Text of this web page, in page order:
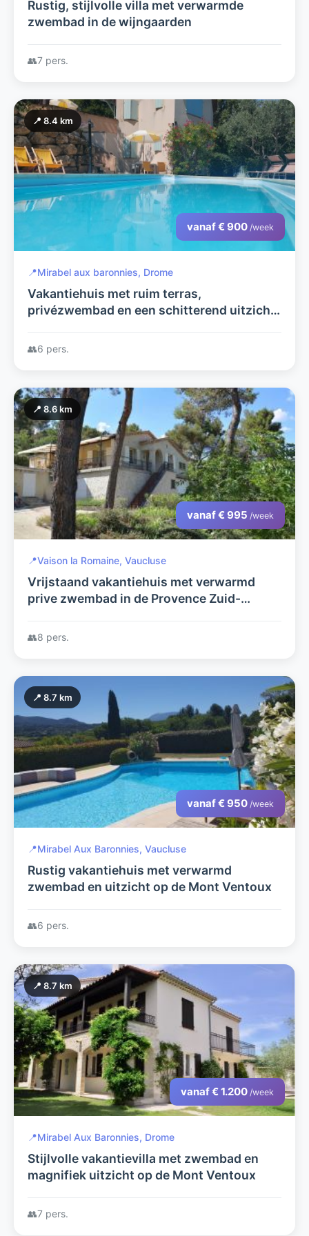
Rustig, stijlvolle villa met verwarmde
zwembad in de wijngaarden
👥7 pers.
📍 8.4 km
vanaf € 900 /week
📍Mirabel aux baronnies, Drome
Vakantiehuis met ruim terras,
privézwembad en een schitterend uitzicht
👥6 pers.
📍 8.6 km
vanaf € 995 /week
📍Vaison la Romaine, Vaucluse
Vrijstaand vakantiehuis met verwarmd
prive zwembad in de Provence Zuid-
👥8 pers.
📍 8.7 km
vanaf € 950 /week
📍Mirabel Aux Baronnies, Vaucluse
Rustig vakantiehuis met verwarmd
zwembad en uitzicht op de Mont Ventoux
👥6 pers.
📍 8.7 km
vanaf € 1.200 /week
📍Mirabel Aux Baronnies, Drome
Stijlvolle vakantievilla met zwembad en
magnifiek uitzicht op de Mont Ventoux
👥7 pers.